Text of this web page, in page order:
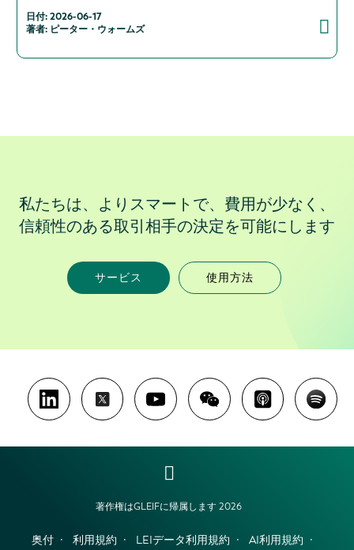
日付: 2026-06-17
著者: ピーター・ウォームズ
私たちは、よりスマートで、費用が少なく、
信頼性のある取引相手の決定を可能にします
サービス 使用方法
著作権はGLEIFに帰属します 2026
奥付 利用規約 LEIデータ利用規約 AI利用規約